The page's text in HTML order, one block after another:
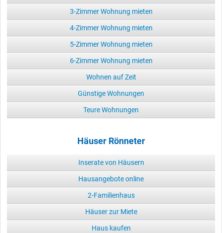
3-Zimmer Wohnung mieten
4-Zimmer Wohnung mieten
5-Zimmer Wohnung mieten
6-Zimmer Wohnung mieten
Wohnen auf Zeit
Günstige Wohnungen
Teure Wohnungen
Häuser Rönneter
Inserate von Häusern
Hausangebote online
2-Familienhaus
Häuser zur Miete
Haus kaufen